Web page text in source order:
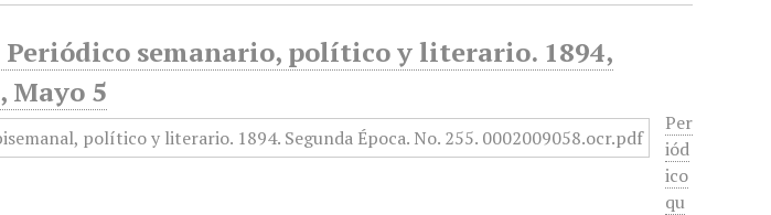
Periódico semanario, político y literario. 1894,
Mayo 5
Per
iód
ico
qu